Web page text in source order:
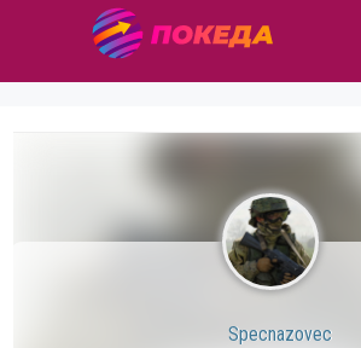
Specnazovec